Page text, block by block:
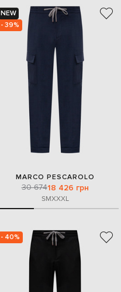
NEW
- 39%
MARCO PESCAROLO
30 67418 426 грн
SMXXXL
- 40%